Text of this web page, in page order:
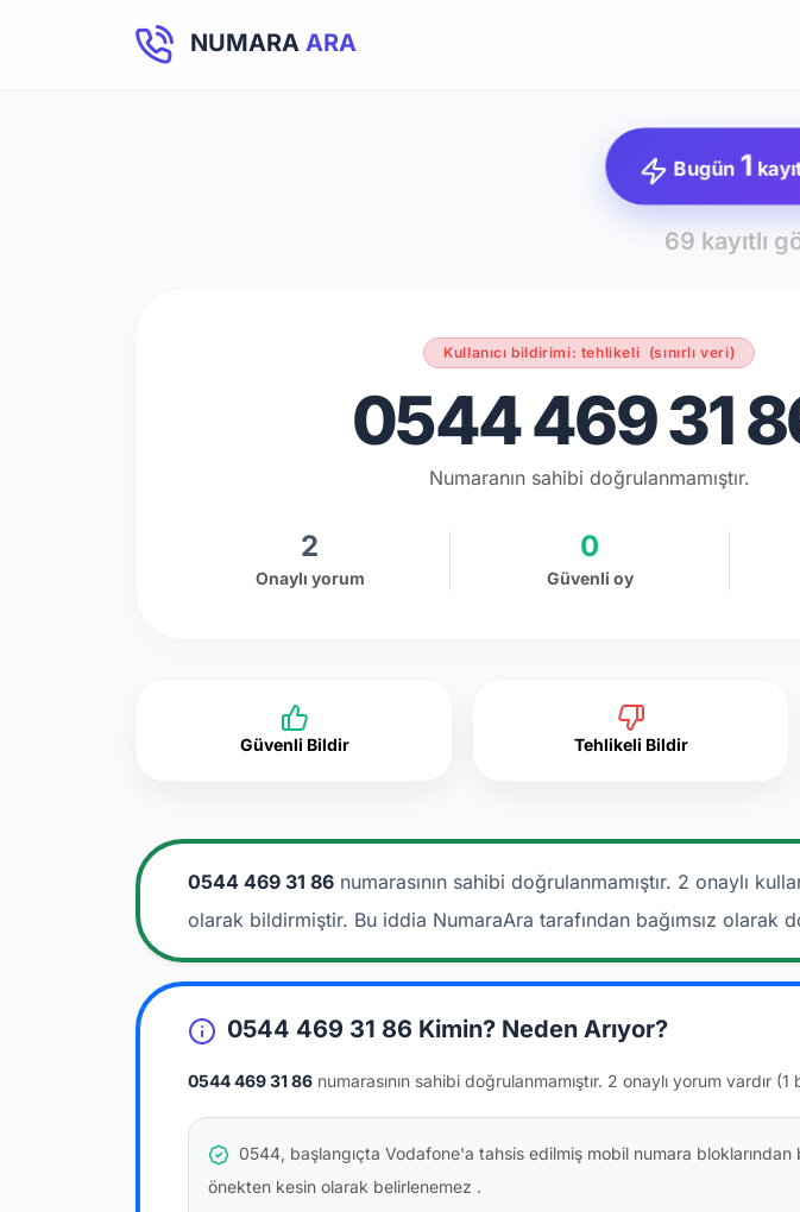
NUMARA ARA
Bugün1
69 kayıtlı
Kullanıcı bildirimi: tehlikeli (sınırlı veri)
0544 469 31
Numaranın sahibi doğrulanmamıştır.
2
Onaylı yorum
0
Güvenli oy
Güvenli Bildir Tehlikeli Bildir
0544 469 31 86 numarasının sahibi doğrulanmamıştır. 2 onaylı
olarak bildirmiştir. Bu iddia NumaraAra tarafından bağımsız olarak
0544 469 31 86 Kimin? Neden Arıyor?
0544 469 31 86 numarasının sahibi doğrulanmamıştır. 2 onaylı yorum vardır (1
0544, başlangıçta Vodafone'a tahsis edilmiş mobil numara
önekten kesin olarak belirlenemez .